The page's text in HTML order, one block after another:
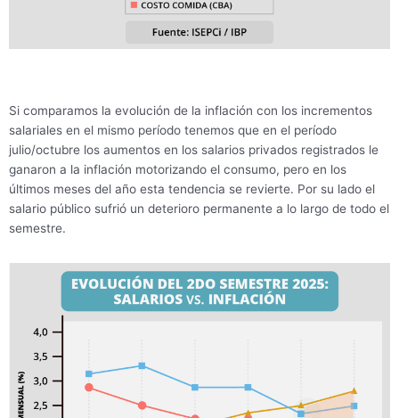
Si comparamos la evolución de la inflación con los incrementos
salariales en el mismo período tenemos que en el período
julio/octubre los aumentos en los salarios privados registrados le
ganaron a la inflación motorizando el consumo, pero en los
últimos meses del año esta tendencia se revierte. Por su lado el
salario público sufrió un deterioro permanente a lo largo de todo el
semestre.